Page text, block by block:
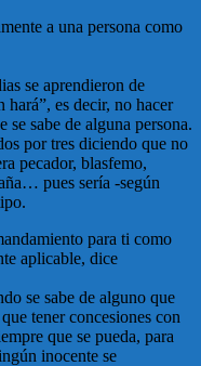
a una persona como
se aprendieron de
hará”, es decir, no hacer
sabe de alguna persona.
por tres diciendo que no
pecador, blasfemo,
pues sería -según
para ti como
aplicable, dice
se sabe de alguno que
tener concesiones con
que se pueda, para
inocente se